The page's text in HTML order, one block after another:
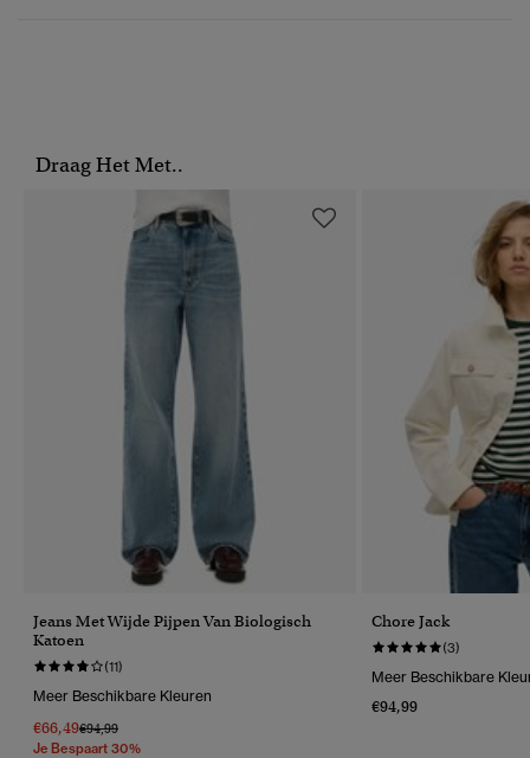
Draag Het Met..
Jeans Met Wijde Pijpen Van Biologisch
Katoen
(11)
Meer Beschikbare Kleuren
€66,49Prijs Verlaagd Van
€94,99Naar
Je Bespaart 30%
Chore Jack
(3)
Meer Beschikbare
€94,99